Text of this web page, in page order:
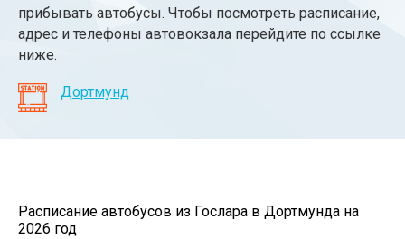
прибывать автобусы. Чтобы посмотреть расписание,
адрес и телефоны автовокзала перейдите по ссылке
ниже.
Дортмунд
Расписание автобусов из Гослара в Дортмунда на
2026 год